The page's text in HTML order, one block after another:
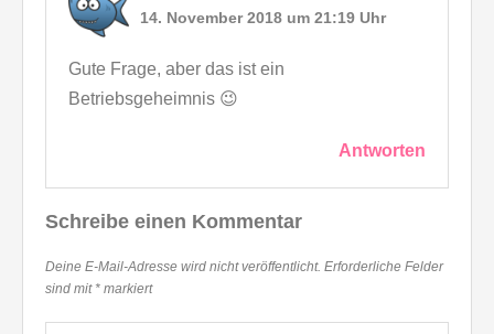
14. November 2018 um 21:19 Uhr
Gute Frage, aber das ist ein
Betriebsgeheimnis 😉
Antworten
Schreibe einen Kommentar
Deine E-Mail-Adresse wird nicht veröffentlicht. Erforderliche Felder
sind mit * markiert